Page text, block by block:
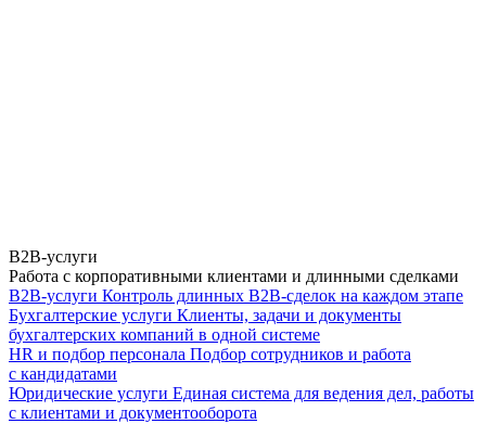
B2B-услуги
Работа с корпоративными клиентами и длинными сделками
B2B-услуги Контроль длинных B2B-сделок на каждом этапе
Бухгалтерские услуги Клиенты, задачи и документы
бухгалтерских компаний в одной системе
HR и подбор персонала Подбор сотрудников и работа
с кандидатами
Юридические услуги Единая система для ведения дел, работы
с клиентами и документооборота